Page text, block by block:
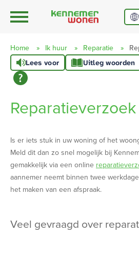
Naar hoofdinhoud
Naar hoofdnavigatiemenu
Naar zoeken
Naar de homepage
Ga naar Hoofd
Home Ik huur Reparatie
Lees voor Uitleg woorden
Reparatieverzoek
Is er iets stuk in uw woning of het
Meld dit dan zo snel mogelijk bij
gemakkelijk via een online
aannemer neemt binnen twee
het maken van een afspraak.
veel gevraagd over